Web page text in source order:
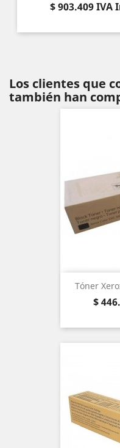
Precio
$ 903.409IVA
Los clientes que
también han
Tóner
$